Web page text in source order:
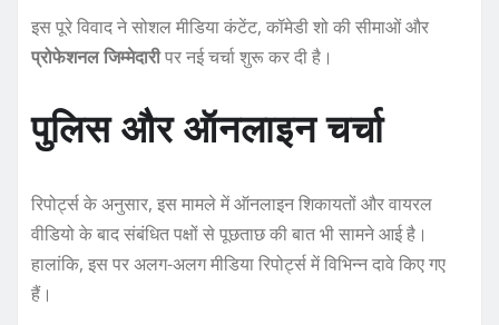
इस पूरे विवाद ने सोशल मीडिया कंटेंट, कॉमेडी शो की सीमाओं और
प्रोफेशनल जिम्मेदारीपर नई चर्चा शुरू कर दी है।
पुलिस और ऑनलाइन चर्चा
रिपोर्ट्स के अनुसार, इस मामले में ऑनलाइन शिकायतों और वायरल
वीडियो के बाद संबंधित पक्षों से पूछताछ की बात भी सामने आई है।
हालांकि, इस पर अलग-अलग मीडिया रिपोर्ट्स में विभिन्न दावे किए गए
हैं।